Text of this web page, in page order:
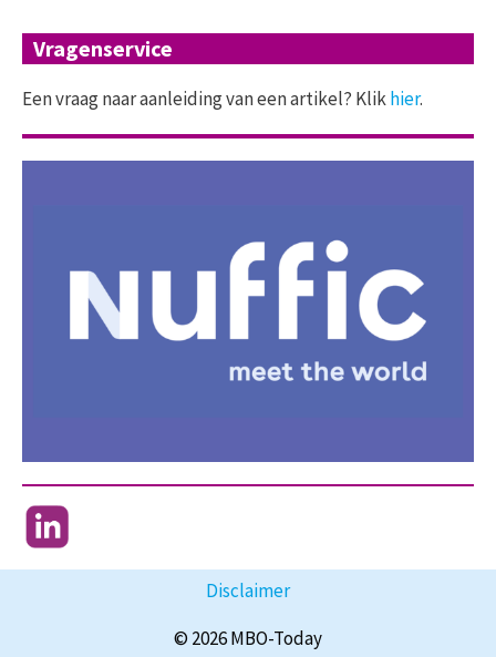
Vragenservice
Een vraag naar aanleiding van een artikel? Klikhier.
Disclaimer
© 2026 MBO-Today